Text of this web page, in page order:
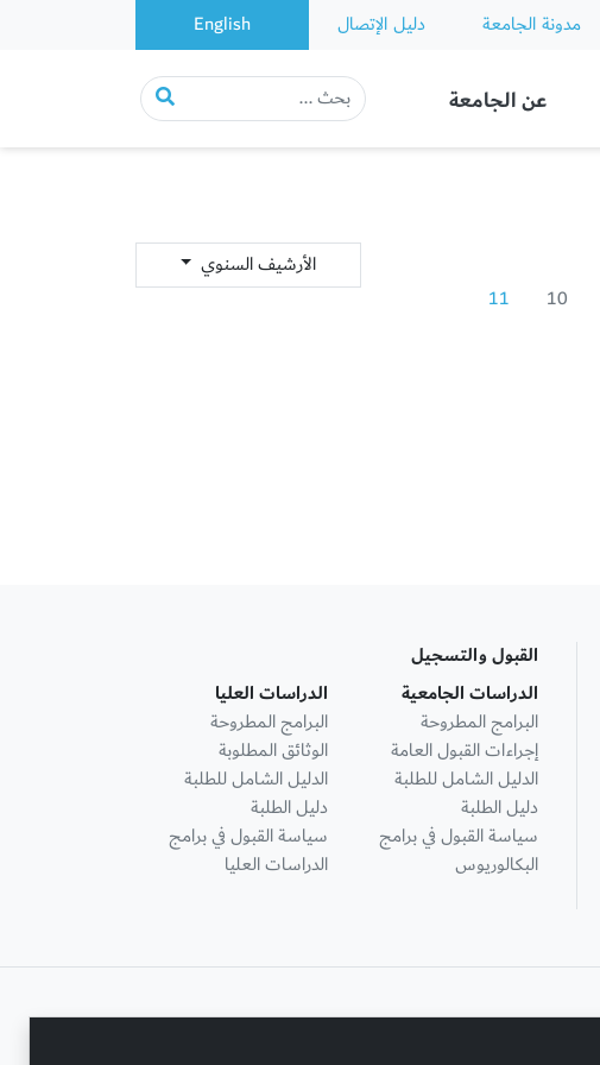
مدونة الجامعة دليل الإتصال English
عن الجامعة
الأرشيف السنوي
10
11
القبول والتسجيل
الدراسات الجامعية
البرامج المطروحة
إجراءات القبول العامة
الدليل الشامل للطلبة
دليل الطلبة
سياسة القبول في برامج
البكالوريوس
الدراسات العليا
البرامج المطروحة
الوثائق المطلوبة
الدليل الشامل للطلبة
دليل الطلبة
سياسة القبول في برامج
الدراسات العليا